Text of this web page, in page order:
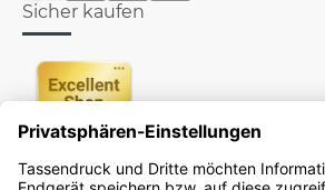
Sicher kaufen